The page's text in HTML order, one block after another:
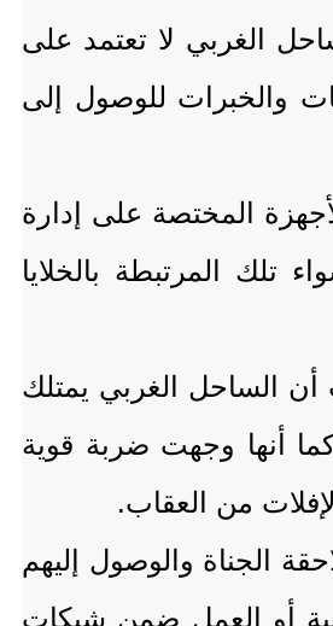
الغربي لا تعتمد على
والخبرات للوصول إلى
المختصة على إدارة
تلك المرتبطة بالخلايا
أن الساحل الغربي يمتلك
أنها وجهت ضربة قوية
من العقاب.
الجناة والوصول إليهم
أو العمل ضمن شبكات